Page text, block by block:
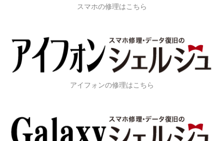
スマホの修理はこちら
アイフォンの修理はこちら